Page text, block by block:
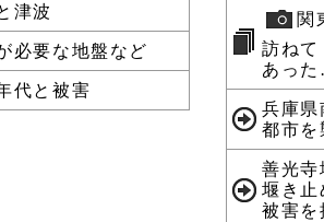
津波
必要な地盤など
代と被害
関
訪ね
あっ
兵庫県
都市を
善光寺
堰き止
被害を